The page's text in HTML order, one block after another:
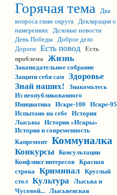
Горячая тема
Два
вопроса главе округа Декларация о
намерениях Деловые новости
День Победы Доброе дело
Дороги Есть повод Есть
проблема
Жизнь
Законодательное собрание
Защити себя сам Здоровье
Знай наших!
Знакомьтесь
Из неопубликованного
Инициатива Искре-100
Искре-95
Испытано на себе История
Лысьвы История «Искры»
История и современность
Капремонт Коммуналка
Конкурсы Консультации
Конфликт интересов Красная
строка Криминал
Круглый
стол Культура Лысьва и
Чусовой... Лысьвенская